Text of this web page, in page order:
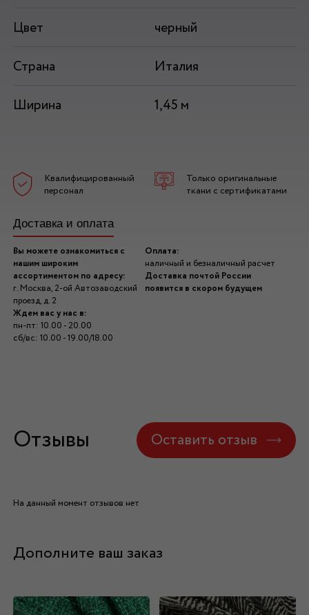
Цвет
черный
Страна
Италия
Ширина
1,45 м
Квалифицированный
персонал
Только оригинальные
ткани с сертификатами
Доставка и оплата
Вы можете ознакомиться с
нашим широким
ассортиментом по адресу:
г. Москва, 2-ой Автозаводский
проезд, д. 2
Ждем вас у нас в:
пн-пт: 10.00 - 20.00
сб/вс: 10.00 - 19.00/18.00
Оплата:
наличный и безналичный расчет
Доставка почтой России
появится в скором будущем
Отзывы Оставить отзыв
На данный момент отзывов нет
Дополните ваш заказ